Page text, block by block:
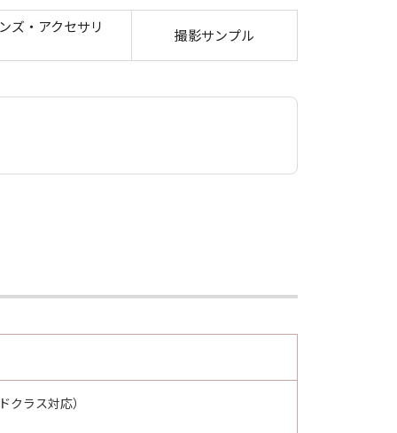
ズ・アクセサリ
撮影サンプル
ラス対応）